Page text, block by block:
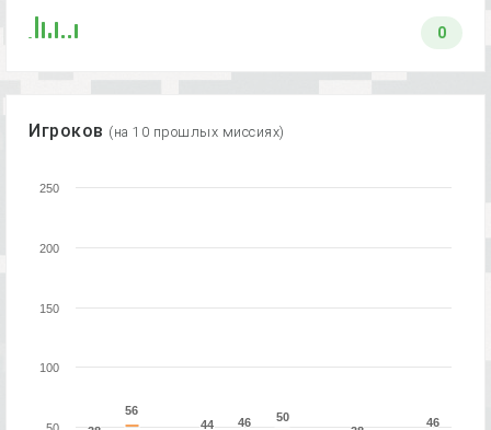
0
Игроков (на 10 прошлых миссиях)
56
56
44
44 46
46 50
50 46
46
100
150
200
250